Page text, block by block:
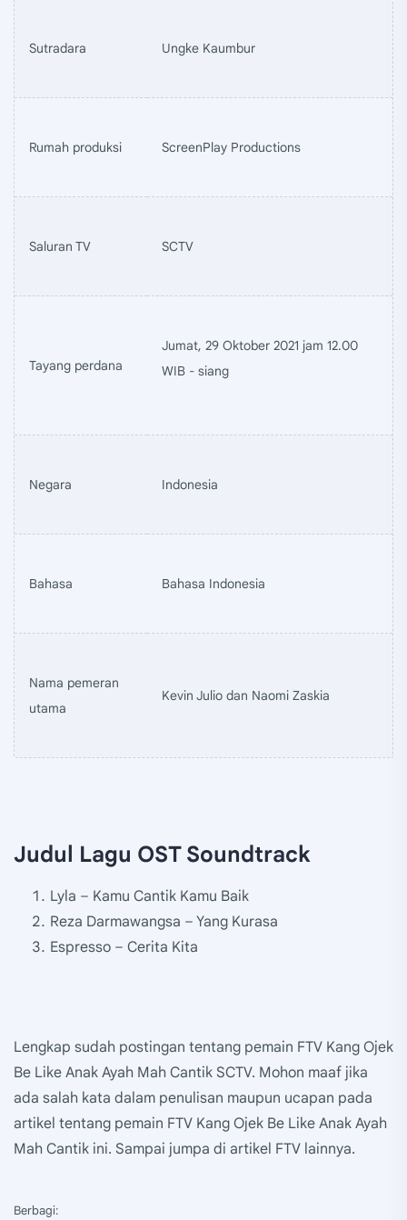
Sutradara Ungke Kaumbur
Rumah produksi ScreenPlay Productions
Saluran TV SCTV
Tayang perdana
Jumat, 29 Oktober 2021 jam 12.00
WIB - siang
Negara Indonesia
Bahasa Bahasa Indonesia
Nama pemeran
utama
Kevin Julio dan Naomi Zaskia
Judul Lagu OST Soundtrack
Lyla – Kamu Cantik Kamu Baik
Reza Darmawangsa – Yang Kurasa
Espresso – Cerita Kita
Lengkap sudah postingan tentang pemain FTV Kang Ojek
Be Like Anak Ayah Mah Cantik SCTV. Mohon maaf jika
ada salah kata dalam penulisan maupun ucapan pada
artikel tentang pemain FTV Kang Ojek Be Like Anak Ayah
Mah Cantik ini. Sampai jumpa di artikel FTV lainnya.